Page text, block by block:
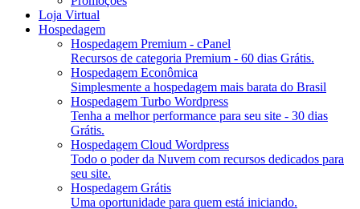
Loja Virtual
Hospedagem
Hospedagem Premium - cPanel
Recursos de categoria Premium - 60 dias Grátis.
Hospedagem Econômica
Simplesmente a hospedagem mais barata do Brasil
Hospedagem Turbo Wordpress
Tenha a melhor performance para seu site - 30 dias
Grátis.
Hospedagem Cloud Wordpress
Todo o poder da Nuvem com recursos dedicados para
seu site.
Hospedagem Grátis
Uma oportunidade para quem está iniciando.